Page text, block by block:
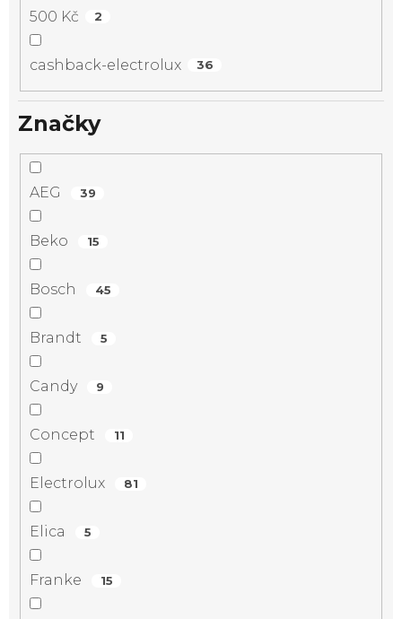
500 Kč 2
cashback-electrolux 36
Značky
AEG 39
Beko 15
Bosch 45
Brandt 5
Candy 9
Concept 11
Electrolux 81
Elica 5
Franke 15